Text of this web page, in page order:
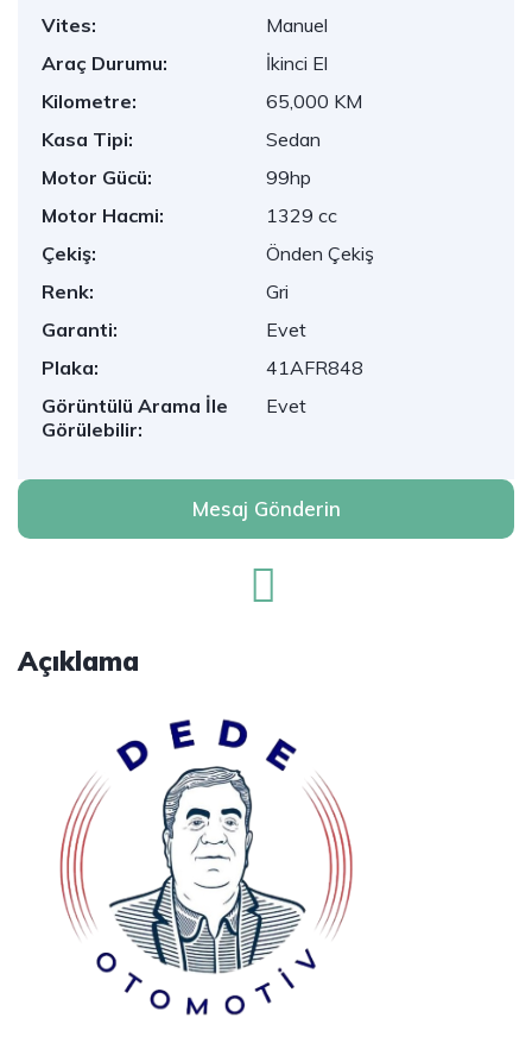
Vites:
Manuel
Araç Durumu:
İkinci El
Kilometre:
65,000 KM
Kasa Tipi:
Sedan
Motor Gücü:
99hp
Motor Hacmi:
1329 cc
Çekiş:
Önden Çekiş
Renk:
Gri
Garanti:
Evet
Plaka:
41AFR848
Görüntülü Arama İle
Görülebilir:
Evet
Mesaj Gönderin
Açıklama